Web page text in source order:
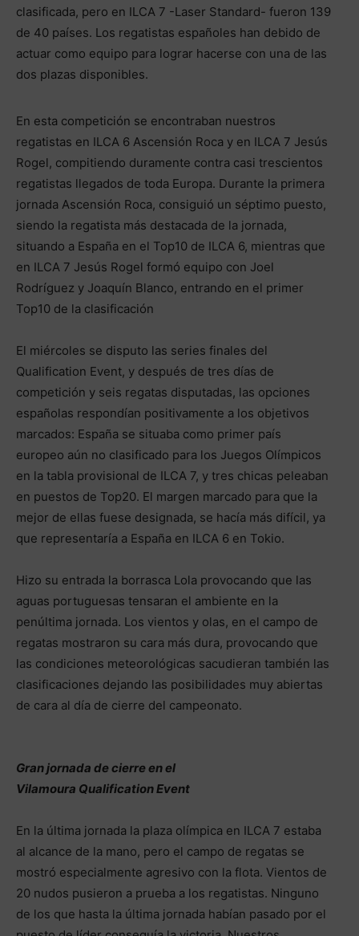
clasificada, pero en ILCA 7 -Laser Standard- fueron 139
de 40 países. Los regatistas españoles han debido de
actuar como equipo para lograr hacerse con una de las
dos plazas disponibles.
En esta competición se encontraban nuestros
regatistas en ILCA 6 Ascensión Roca y en ILCA 7 Jesús
Rogel, compitiendo duramente contra casi trescientos
regatistas llegados de toda Europa. Durante la primera
jornada Ascensión Roca, consiguió un séptimo puesto,
siendo la regatista más destacada de la jornada,
situando a España en el Top10 de ILCA 6, mientras que
en ILCA 7 Jesús Rogel formó equipo con Joel
Rodríguez y Joaquín Blanco, entrando en el primer
Top10 de la clasificación
El miércoles se disputo las series finales del
Qualification Event, y después de tres días de
competición y seis regatas disputadas, las opciones
españolas respondían positivamente a los objetivos
marcados: España se situaba como primer país
europeo aún no clasificado para los Juegos Olímpicos
en la tabla provisional de ILCA 7, y tres chicas peleaban
en puestos de Top20. El margen marcado para que la
mejor de ellas fuese designada, se hacía más difícil, ya
que representaría a España en ILCA 6 en Tokio.
Hizo su entrada la borrasca Lola provocando que las
aguas portuguesas tensaran el ambiente en la
penúltima jornada. Los vientos y olas, en el campo de
regatas mostraron su cara más dura, provocando que
las condiciones meteorológicas sacudieran también las
clasificaciones dejando las posibilidades muy abiertas
de cara al día de cierre del campeonato.
Gran jornada de cierre en el
Vilamoura QualificationEvent
En la última jornada la plaza olímpica en ILCA 7 estaba
al alcance de la mano, pero el campo de regatas se
mostró especialmente agresivo con la flota. Vientos de
20 nudos pusieron a prueba a los regatistas. Ninguno
de los que hasta la última jornada habían pasado por el